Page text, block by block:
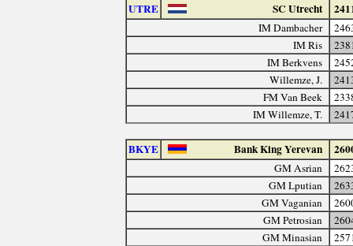
UTRE SC Utrecht
IM Dambacher
IM Ris
IM Berkvens
Willemze, J.
FM Van Beek
IM Willemze, T.
BKYE Bank King Yerevan
GM Asrian
GM Lputian
GM Vaganian
GM Petrosian
GM Minasian